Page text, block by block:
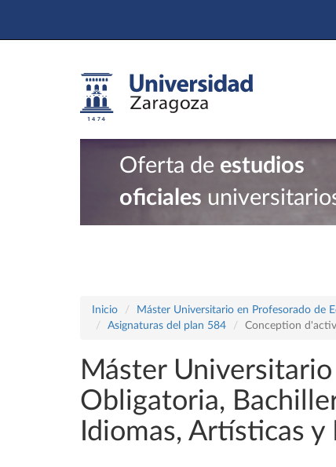
Oferta de estudios
oficiales
Inicio
Máster Universitario en Profesorado de
Asignaturas del plan 584
Conception
Máster
Obligatoria,
Idiomas, Artísticas